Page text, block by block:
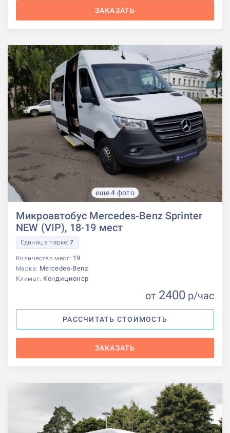
ЗАКАЗАТЬ
еще 4 фото
Микроавтобус Mercedes-Benz Sprinter
NEW (VIP), 18-19 мест
Единиц в парке:7
Количество мест: 19
Марка: Mercedes-Benz
Климат: Кондиционер
от 2400 р/час
РАССЧИТАТЬ СТОИМОСТЬ
ЗАКАЗАТЬ